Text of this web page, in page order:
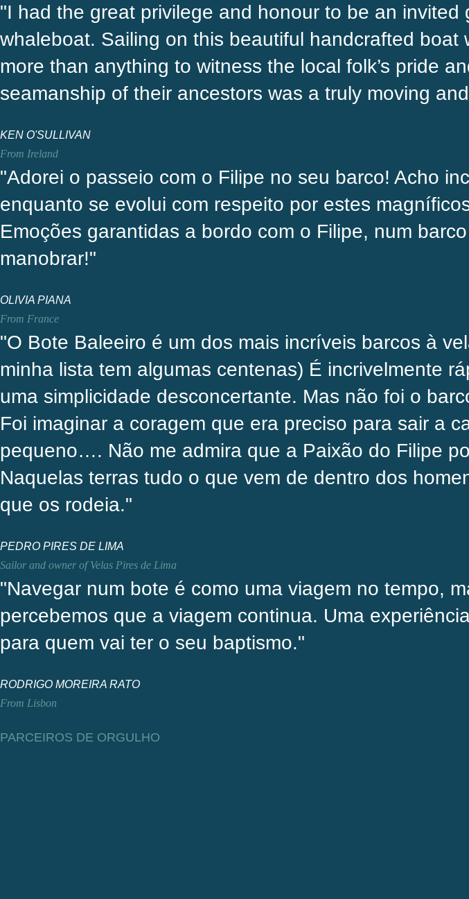
"I had the great privilege and honour to be an invited
whaleboat. Sailing on this beautiful handcrafted boat
more than anything to witness the local folk’s pride
seamanship of their ancestors was a truly moving
KEN O'SULLIVAN
From Ireland
"Adorei o passeio com o Filipe no seu barco! Acho
enquanto se evolui com respeito por estes
Emoções garantidas a bordo com o Filipe, num
manobrar!"
OLIVIA PIANA
From France
"O Bote Baleeiro é um dos mais incríveis barcos à
minha lista tem algumas centenas) É incrivelmente
uma simplicidade desconcertante. Mas não foi o
Foi imaginar a coragem que era preciso para sair a
pequeno…. Não me admira que a Paixão do Filipe
Naquelas terras tudo o que vem de dentro dos
que os rodeia."
PEDRO PIRES DE LIMA
Sailor and owner of Velas Pires de Lima
"Navegar num bote é como uma viagem no tempo,
percebemos que a viagem continua. Uma
para quem vai ter o seu baptismo."
RODRIGO MOREIRA RATO
From Lisbon
PARCEIROS DE ORGULHO